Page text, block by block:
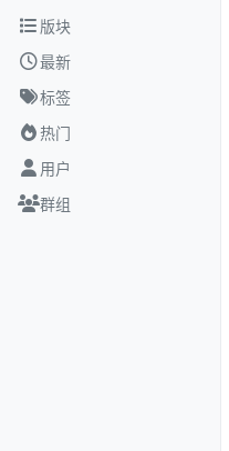
跳转至内容
版块
最新
标签
热门
用户
群组